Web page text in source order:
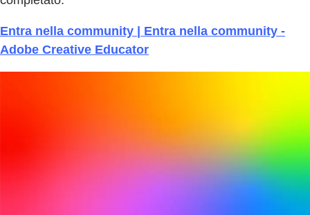
Entra nella community | Entra nella community -
Adobe Creative Educator